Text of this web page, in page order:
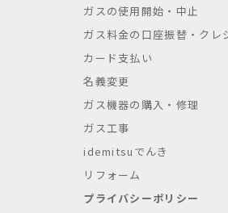
ガスの使用開始・中止
ガス料金の口座振替・クレ
カード支払い
名義変更
ガス機器の購入・修理
ガス工事
idemitsuでんき
リフォーム
プライバシーポリシー